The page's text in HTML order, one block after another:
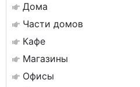
Дома
Части домов
Кафе
Магазины
Офисы